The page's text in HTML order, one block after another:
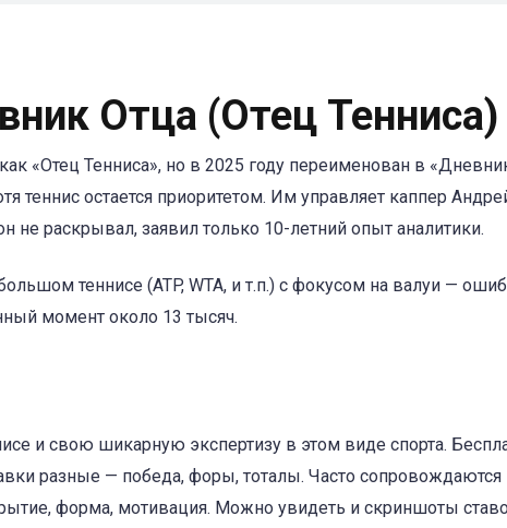
Отца (Отец Тенниса)
«Отец Тенниса», но в 2025 году переименован в
теннис остается приоритетом. Им управляет каппер
не раскрывал, заявил только 10-летний опыт аналитики.
теннисе (ATP, WTA, и т.п.) с фокусом на валуи —
момент около 13 тысяч.
и свою шикарную экспертизу в этом виде спорта.
разные — победа, форы, тоталы. Часто сопровождаются
форма, мотивация. Можно увидеть и скриншоты